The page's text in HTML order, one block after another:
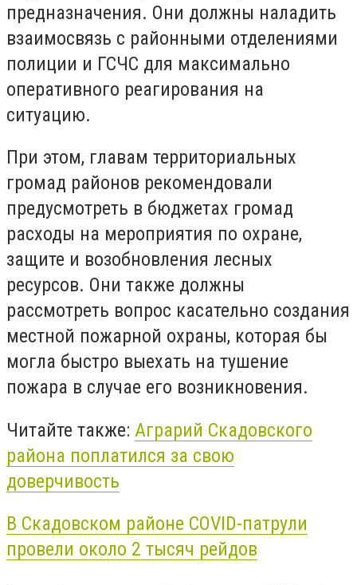
предназначения. Они должны наладить
взаимосвязь с районными отделениями
полиции и ГСЧС для максимально
оперативного реагирования на
ситуацию.
При этом, главам территориальных
громад районов рекомендовали
предусмотреть в бюджетах громад
расходы на мероприятия по охране,
защите и возобновления лесных
ресурсов. Они также должны
рассмотреть вопрос касательно создания
местной пожарной охраны, которая бы
могла быстро выехать на тушение
пожара в случае его возникновения.
Читайте также: Аграрий Скадовского
района поплатился за свою
доверчивость
В Скадовском районе COVID-патрули
провели около 2 тысяч рейдов